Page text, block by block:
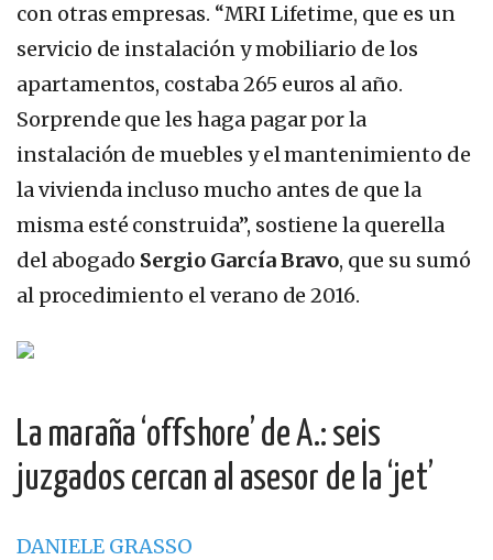
con otras empresas. “MRI Lifetime, que es un
servicio de instalación y mobiliario de los
apartamentos, costaba 265 euros al año.
Sorprende que les haga pagar por la
instalación de muebles y el mantenimiento de
la vivienda incluso mucho antes de que la
misma esté construida”, sostiene la querella
del abogado Sergio García Bravo, que su sumó
al procedimiento el verano de 2016.
La maraña ‘offshore’ de A.: seis
juzgados cercan al asesor de la ‘jet’
DANIELE GRASSO